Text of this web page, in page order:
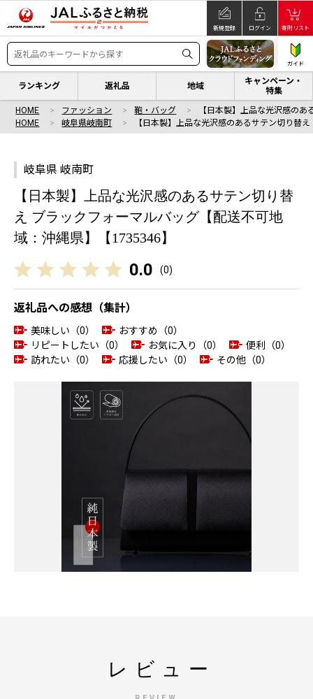
新規登録 ログイン 寄附リスト
ガイド
ランキング 返礼品 地域
キャンペーン・
特集
HOME ファッション 鞄・バッグ
【日本製】上品な光沢感の
HOME
岐阜県岐南町 【日本製】上品な光沢感のあるサテン切り替
岐阜県 岐南町
【日本製】上品な光沢感のあるサテン切り替
え ブラックフォーマルバッグ【配送不可地
域：沖縄県】【1735346】
0.0 (0)
返礼品への感想（集計）
美味しい（0）
おすすめ（0）
リピートしたい（0）
お気に入り（0）
便利（0）
訪れたい（0）
応援したい（0） その他（0）
レビュー